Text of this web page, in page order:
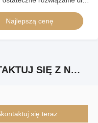
Najlepszą cenę
SKONTAKTUJ SIĘ Z NAMI
się teraz